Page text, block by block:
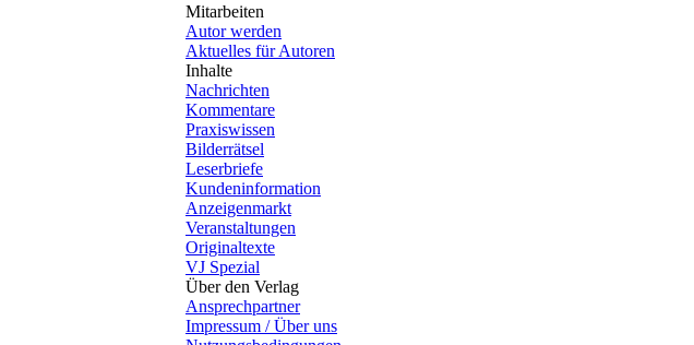
Mitarbeiten
Autor werden
Aktuelles für Autoren
Inhalte
Nachrichten
Kommentare
Praxiswissen
Bilderrätsel
Leserbriefe
Kundeninformation
Anzeigenmarkt
Veranstaltungen
Originaltexte
VJ Spezial
Über den Verlag
Ansprechpartner
Impressum / Über uns